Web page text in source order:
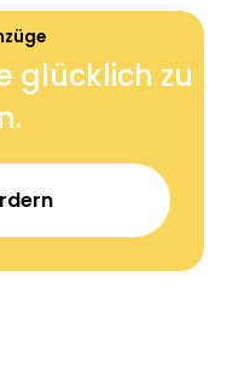
glücklich zu